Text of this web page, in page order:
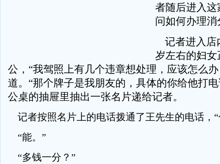
者随后进入
问如何办理
记者进入店
岁左右的妇
公，“我驾照上有几个违章想处理，应该怎么
道。“那个牌子是我朋友的，具体的你给他打
公桌的抽屉里抽出一张名片递给记者。
记者按照名片上的电话拨通了王先生的电话，
“能。”
“多钱一分？”